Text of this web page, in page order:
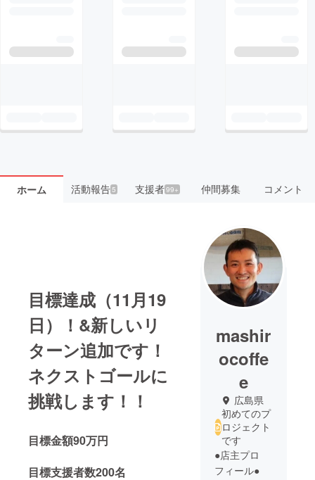
ホーム 活動報告5 支援者99+ 仲間募集 コメント
目標達成（11月19
日）！&新しいリ
ターン追加です！
ネクストゴールに
挑戦します！！
目標金額90万円
目標支援者数200名
mashir
ocoffe
e
広島県
初めてのプ
ロジェクト
です
●店主プロ
フィール●